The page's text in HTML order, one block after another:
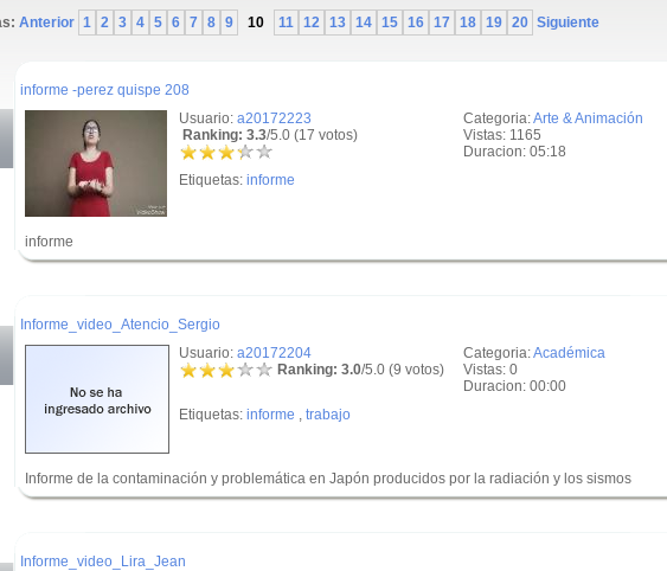
Anterior 1 2 3 4 5 6 7 8 9 10 11 12 13 14 15 16 17 18 19 20 Siguiente
informe -perez quispe 208
Categoria:Arte & Animación
Vistas: 1165
Duracion: 05:18
Usuario: a20172223
Ranking: 3.3/5.0 (17 votos)
Etiquetas: informe
informe
Informe_video_Atencio_Sergio
Categoria:Académica
Vistas: 0
Duracion: 00:00
Usuario: a20172204
Ranking: 3.0/5.0 (9 votos)
Etiquetas: informe , trabajo
Informe de la contaminación y problemática en Japón producidos por la radiación y los sismos
Informe_video_Lira_Jean